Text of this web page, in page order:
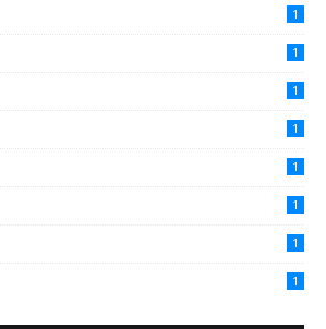
1
1
1
1
1
1
1
1